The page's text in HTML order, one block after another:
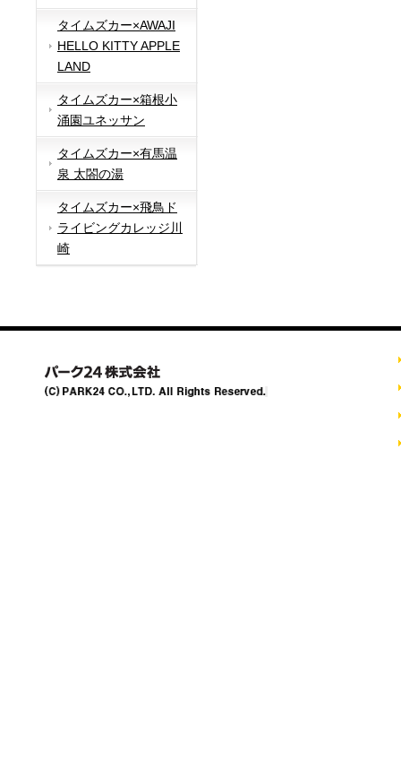
タイムズカー×AWAJI
HELLO KITTY APPLE
LAND
タイムズカー×箱根小
涌園ユネッサン
タイムズカー×有馬温
泉 太閤の湯
タイムズカー×飛鳥ド
ライビングカレッジ川
崎